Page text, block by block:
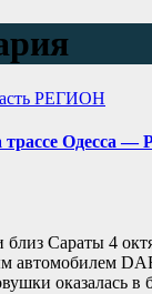
РЕГИОН
Одесса —
близ Сараты 4
автомобилем
оказалась в